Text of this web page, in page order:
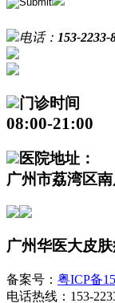
电话： 153-2233-
门诊时间
08:00-21:00
医院地址：
广州市荔湾区
广州华医大皮
备案号： 粤ICP备
电话热线：153-